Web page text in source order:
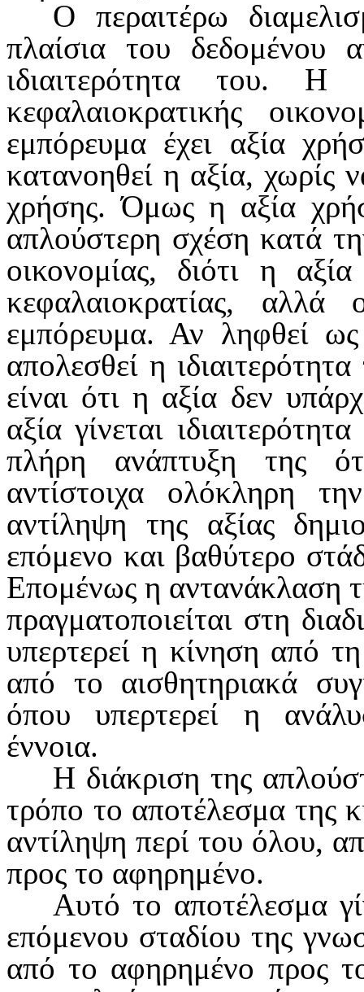
Ο περαιτέρω
πλαίσια του δεδομένου
ιδιαιτερότητα του.
κεφαλαιοκρατικής
εμπόρευμα έχει αξία
κατανοηθεί η αξία, χωρίς
χρήσης. Όμως η αξία
απλούστερη σχέση κατά
οικονομίας, διότι η
κεφαλαιοκρατίας,
εμπόρευμα. Αν ληφθεί
απολεσθεί η
είναι ότι η αξία δεν
αξία γίνεται
πλήρη ανάπτυξη της
αντίστοιχα ολόκληρη
αντίληψη της αξίας
επόμενο και βαθύτερο
Επομένως η αντανάκλαση
πραγματοποιείται στη
υπερτε­ρεί η κίνηση από
από το αισθητη­ριακά
όπου υπερτερεί η
έννοια.
Η διάκριση της
τρόπο το αποτέλεσμα της
αντίληψη περί του όλου,
προς το αφηρημένο.
Αυτό το αποτέλεσμα
επόμενου σταδίου της
από το αφηρημένο προς